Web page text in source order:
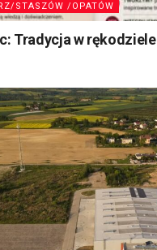
STASZÓW /OPATÓW
Tradycja w rękodziele